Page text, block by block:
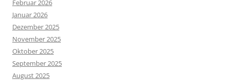
Februar 2026
Januar 2026
Dezember 2025
November 2025
Oktober 2025
September 2025
August 2025